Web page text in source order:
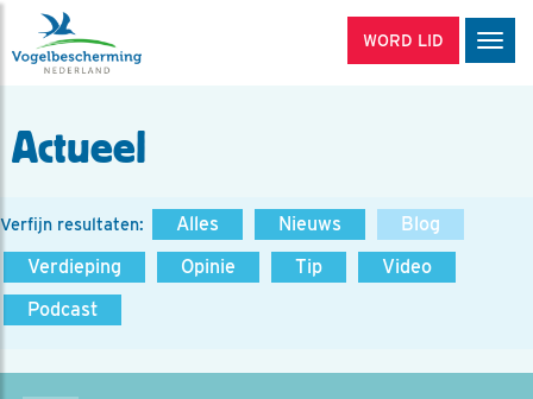
WORD LID
Actueel
Verfijn resultaten: Alles Nieuws
Blog
Verdieping
Opinie Tip
Video
Podcast